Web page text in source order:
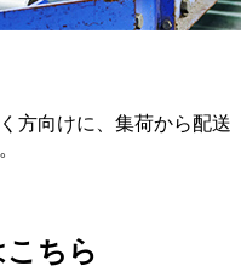
方向けに、集荷から配送
ちら